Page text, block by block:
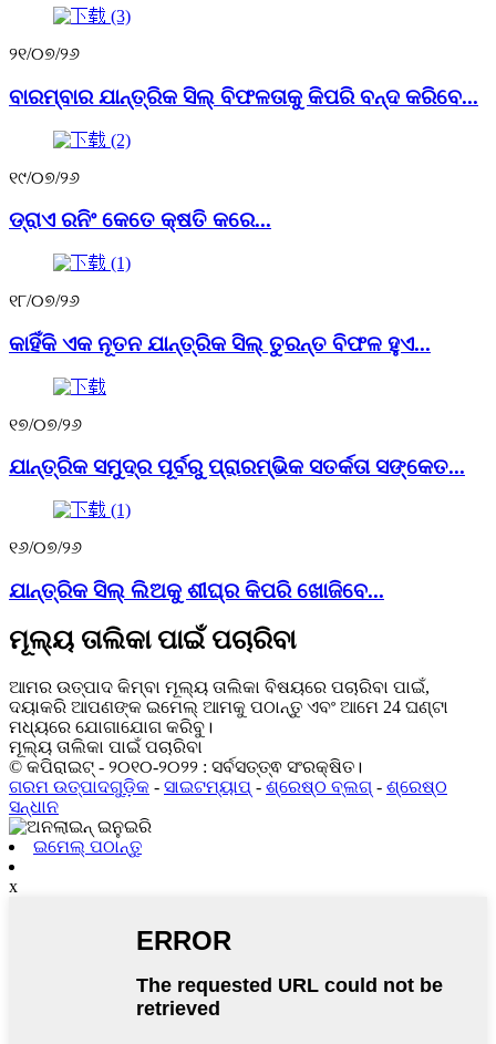
୨୧/୦୭/୨୬
ବାରମ୍ବାର ଯାନ୍ତ୍ରିକ ସିଲ୍ ବିଫଳତାକୁ କିପରି ବନ୍ଦ କରିବେ...
୧୯/୦୭/୨୬
ଡ୍ରାଏ ରନିଂ କେତେ କ୍ଷତି କରେ...
୧୮/୦୭/୨୬
କାହିଁକି ଏକ ନୂତନ ଯାନ୍ତ୍ରିକ ସିଲ୍ ତୁରନ୍ତ ବିଫଳ ହୁଏ...
୧୭/୦୭/୨୬
ଯାନ୍ତ୍ରିକ ସମୁଦ୍ର ପୂର୍ବରୁ ପ୍ରାରମ୍ଭିକ ସତର୍କତା ସଙ୍କେତ...
୧୬/୦୭/୨୬
ଯାନ୍ତ୍ରିକ ସିଲ୍ ଲିଅକୁ ଶୀଘ୍ର କିପରି ଖୋଜିବେ...
ମୂଲ୍ୟ ତାଲିକା ପାଇଁ ପଚାରିବା
ଆମର ଉତ୍ପାଦ କିମ୍ବା ମୂଲ୍ୟ ତାଲିକା ବିଷୟରେ ପଚାରିବା ପାଇଁ,
ଦୟାକରି ଆପଣଙ୍କ ଇମେଲ୍ ଆମକୁ ପଠାନ୍ତୁ ଏବଂ ଆମେ 24 ଘଣ୍ଟା
ମଧ୍ୟରେ ଯୋଗାଯୋଗ କରିବୁ।
ମୂଲ୍ୟ ତାଲିକା ପାଇଁ ପଚାରିବା
© କପିରାଇଟ୍ - ୨୦୧୦-୨୦୨୨ : ସର୍ବସତ୍ତ୍ଵ ସଂରକ୍ଷିତ।
ଗରମ ଉତ୍ପାଦଗୁଡ଼ିକ - ସାଇଟମ୍ୟାପ୍ - ଶ୍ରେଷ୍ଠ ବ୍ଲଗ୍ - ଶ୍ରେଷ୍ଠ
ସନ୍ଧାନ
ଇମେଲ୍ ପଠାନ୍ତୁ
x